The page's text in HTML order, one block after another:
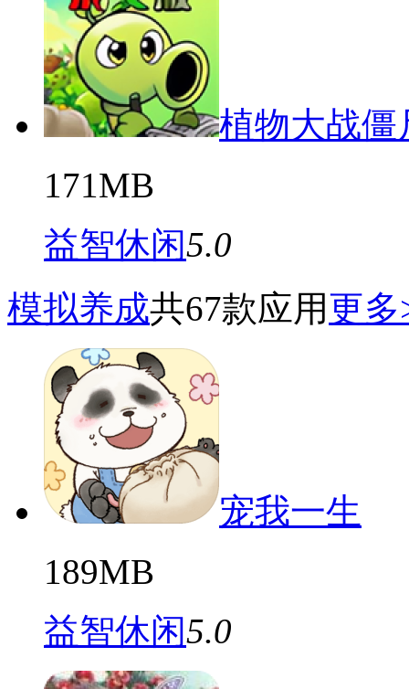
植物大战僵
171MB
益智休闲5.0
模拟养成共67款应用更多
宠我一生
189MB
益智休闲5.0